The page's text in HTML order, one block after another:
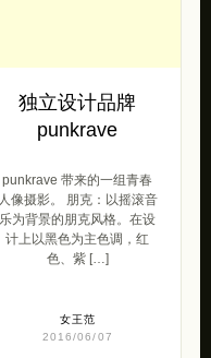
独立设计品牌
punkrave
punkrave 带来的一组青春
人像摄影。 朋克：以摇滚音
乐为背景的朋克风格。在设
计上以黑色为主色调，红
色、紫 […]
女王范
2016/06/07